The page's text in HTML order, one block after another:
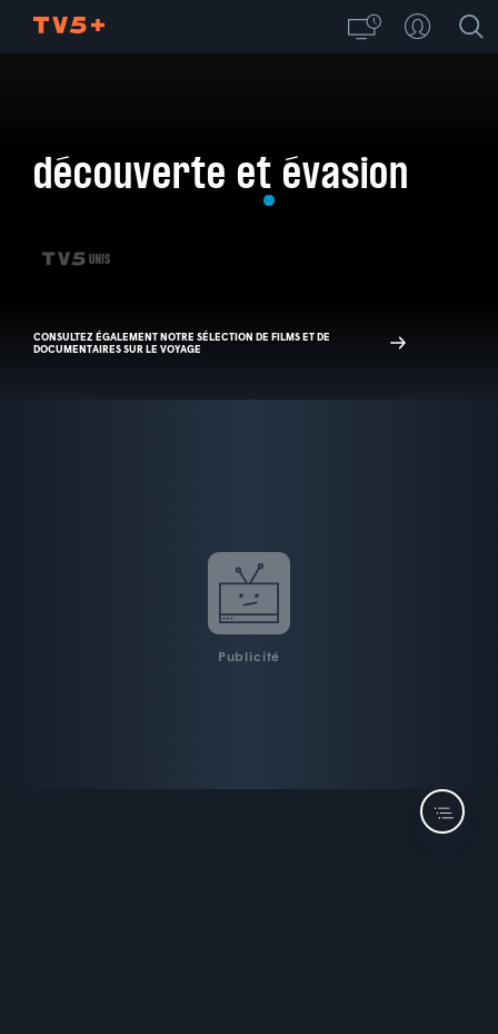
découverte et évasion
CONSULTEZ ÉGALEMENT NOTRE SÉLECTION DE FILMS ET DE
DOCUMENTAIRES SUR LE VOYAGE
Publicité